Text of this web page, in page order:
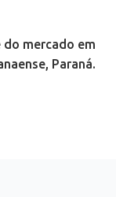
mercado em
Paraná.